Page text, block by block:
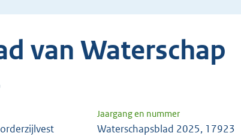
van Waterschap
Jaargang en nummer
Waterschapsblad 2025, 17923